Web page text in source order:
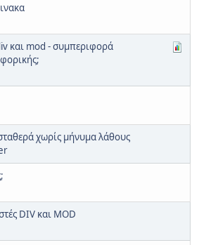
και mod - συμπεριφορά
χωρίς μήνυμα λάθους
DIV και MOD